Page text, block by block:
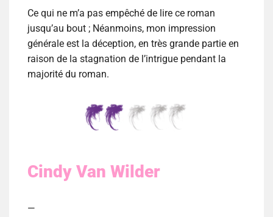
Ce qui ne m’a pas empêché de lire ce roman
jusqu’au bout ; Néanmoins, mon impression
générale est la déception, en très grande partie en
raison de la stagnation de l’intrigue pendant la
majorité du roman.
Cindy Van Wilder
—